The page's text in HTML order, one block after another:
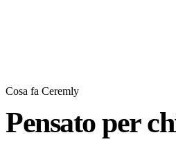
Cosa fa Ceremly
Pensato per